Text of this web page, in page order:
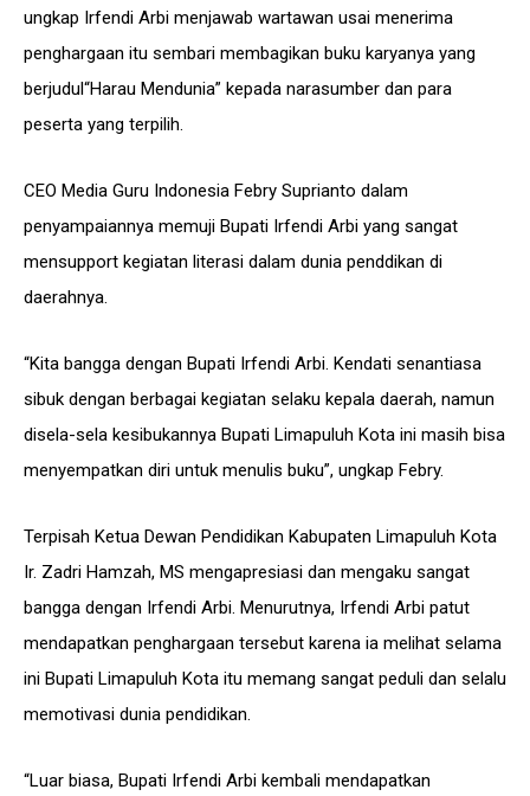
ungkap Irfendi Arbi menjawab wartawan usai menerima
penghargaan itu sembari membagikan buku karyanya yang
berjudul“Harau Mendunia” kepada narasumber dan para
peserta yang terpilih.
CEO Media Guru Indonesia Febry Suprianto dalam
penyampaiannya memuji Bupati Irfendi Arbi yang sangat
mensupport kegiatan literasi dalam dunia penddikan di
daerahnya.
“Kita bangga dengan Bupati Irfendi Arbi. Kendati senantiasa
sibuk dengan berbagai kegiatan selaku kepala daerah, namun
disela-sela kesibukannya Bupati Limapuluh Kota ini masih bisa
menyempatkan diri untuk menulis buku”, ungkap Febry.
Terpisah Ketua Dewan Pendidikan Kabupaten Limapuluh Kota
Ir. Zadri Hamzah, MS mengapresiasi dan mengaku sangat
bangga dengan Irfendi Arbi. Menurutnya, Irfendi Arbi patut
mendapatkan penghargaan tersebut karena ia melihat selama
ini Bupati Limapuluh Kota itu memang sangat peduli dan selalu
memotivasi dunia pendidikan.
“Luar biasa, Bupati Irfendi Arbi kembali mendapatkan